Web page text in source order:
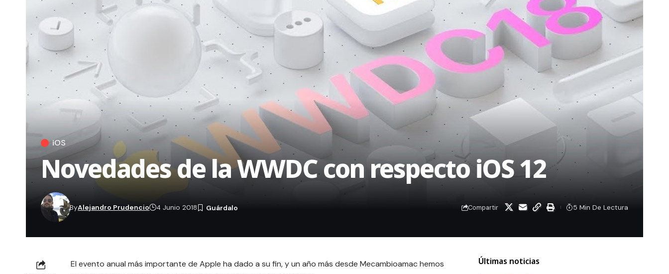
iOS
Novedades de la WWDC con respecto iOS 12
ByAlejandro Prudencio 4 Junio 2018 Compartir 5 Min De Lectura
El evento anual más importante de Apple ha dado a su fin, y un año más desde Mecambioamac hemos
Últimas noticias